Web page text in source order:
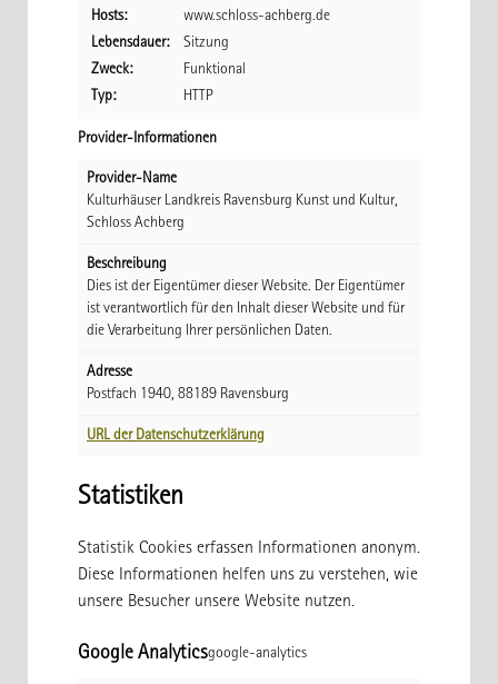
Hosts:
www.schloss-achberg.de
Lebensdauer:
Sitzung
Zweck:
Funktional
Typ:
HTTP
Provider-Informationen
Provider-Name
Kulturhäuser Landkreis Ravensburg Kunst und Kultur,
Schloss Achberg
Beschreibung
Dies ist der Eigentümer dieser Website. Der Eigentümer
ist verantwortlich für den Inhalt dieser Website und für
die Verarbeitung Ihrer persönlichen Daten.
Adresse
Postfach 1940, 88189 Ravensburg
URL der Datenschutzerklärung
Statistiken
Statistik Cookies erfassen Informationen anonym.
Diese Informationen helfen uns zu verstehen, wie
unsere Besucher unsere Website nutzen.
Google Analyticsgoogle-analytics